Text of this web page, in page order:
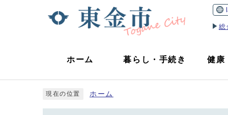
総
ホーム 暮らし ・ 手続き 健康
現在の位置 ホーム